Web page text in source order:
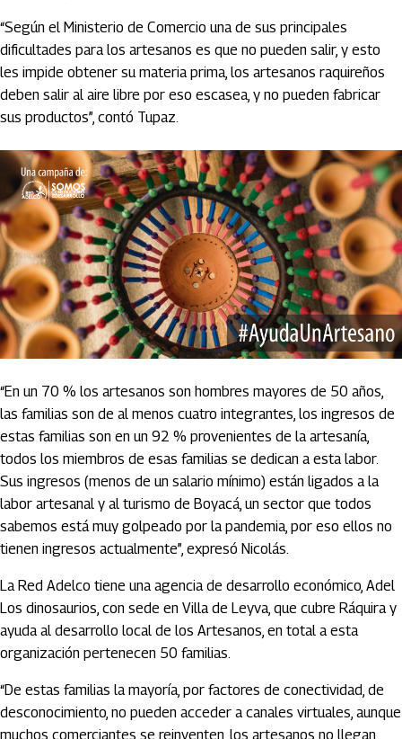
“Según el Ministerio de Comercio una de sus principales
dificultades para los artesanos es que no pueden salir, y esto
les impide obtener su materia prima, los artesanos raquireños
deben salir al aire libre por eso escasea, y no pueden fabricar
sus productos”, contó Tupaz.
“En un 70 % los artesanos son hombres mayores de 50 años,
las familias son de al menos cuatro integrantes, los ingresos de
estas familias son en un 92 % provenientes de la artesanía,
todos los miembros de esas familias se dedican a esta labor.
Sus ingresos (menos de un salario mínimo) están ligados a la
labor artesanal y al turismo de Boyacá, un sector que todos
sabemos está muy golpeado por la pandemia, por eso ellos no
tienen ingresos actualmente”, expresó Nicolás.
La Red Adelco tiene una agencia de desarrollo económico, Adel
Los dinosaurios, con sede en Villa de Leyva, que cubre Ráquira y
ayuda al desarrollo local de los Artesanos, en total a esta
organización pertenecen 50 familias.
“De estas familias la mayoría, por factores de conectividad, de
desconocimiento, no pueden acceder a canales virtuales, aunque
muchos comerciantes se reinventen, los artesanos no llegan